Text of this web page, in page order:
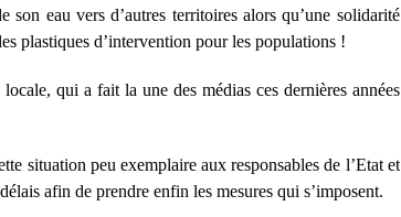
eau vers d’autres territoires alors qu’une solidarité
plastiques d’intervention pour les populations !
qui a fait la une des médias ces dernières années
situation peu exemplaire aux responsables de l’Etat et
afin de prendre enfin les mesures qui s’imposent.